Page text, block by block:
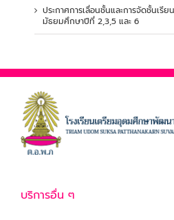
ประกาศการเลื่อนชั้นและการจัดชั้นเรี
มัธยมศึกษาปีที่ 2,3,5 และ 6
บริการอื่น ๆ